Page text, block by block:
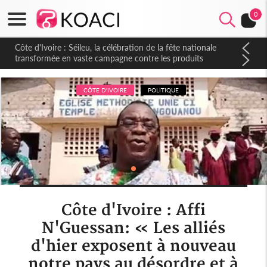
0
Côte d'Ivoire : Séileu, la célébration de la fête nationale
transformée en vaste campagne contre les produits
dépigmentants dangereux
CÔTE D'IVOIRE POLITIQUE
Côte d'Ivoire : Affi
N'Guessan: « Les alliés
d'hier exposent à nouveau